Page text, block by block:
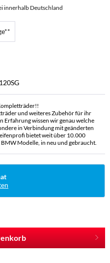
innerhalb Deutschland
und weiteres Zubehör für ihr
Erfahrung wissen wir genau welche
in Verbindung mit geänderten
bietet weit über 10.000
Modelle, in neu und gebraucht.